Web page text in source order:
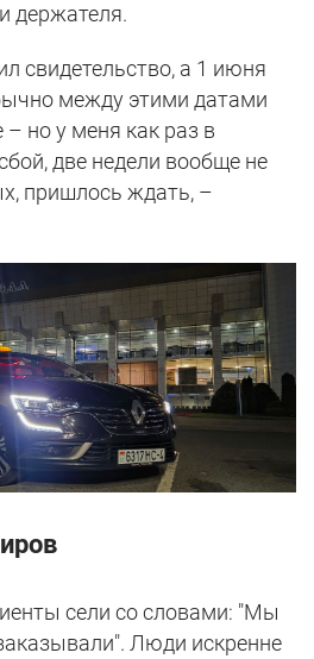
держателя.
свидетельство, а 1 июня
между этими датами
– но у меня как раз в
две недели вообще не
пришлось ждать, –
сели со словами: "Мы
Люди искренне